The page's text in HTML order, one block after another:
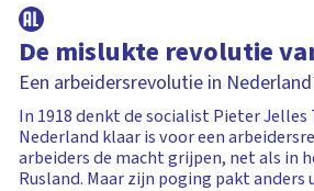
De mislukte revolutie
Een arbeidersrevolutie in
In 1918 denkt de socialist Pieter
Nederland klaar is voor een
arbeiders de macht grijpen, net als in
Rusland. Maar zijn poging pakt anders